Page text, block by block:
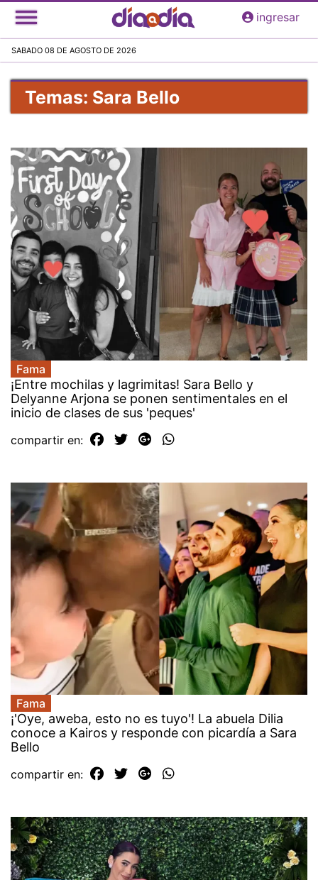
Pasar
al
principal
ingresar
SABADO 08 DE AGOSTO DE 2026
Temas: Sara Bello
Fama
¡Entre mochilas y lagrimitas! Sara Bello y
Delyanne Arjona se ponen sentimentales en el
inicio de clases de sus 'peques'
compartir en:
Fama
¡'Oye, aweba, esto no es tuyo'! La abuela Dilia
conoce a Kairos y responde con picardía a Sara
Bello
compartir en: